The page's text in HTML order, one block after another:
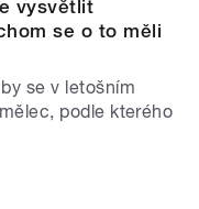
vysvětlit
se o to měli
se v letošním
podle kterého